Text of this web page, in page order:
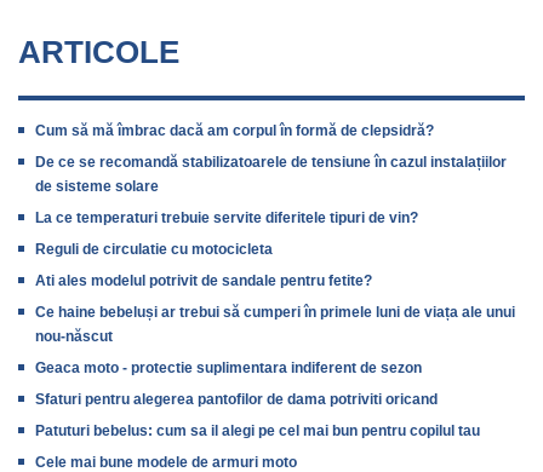
ARTICOLE
Cum să mă îmbrac dacă am corpul în formă de clepsidră?
De ce se recomandă stabilizatoarele de tensiune în cazul instalațiilor
de sisteme solare
La ce temperaturi trebuie servite diferitele tipuri de vin?
Reguli de circulatie cu motocicleta
Ati ales modelul potrivit de sandale pentru fetite?
Ce haine bebeluși ar trebui să cumperi în primele luni de viața ale unui
nou-născut
Geaca moto - protectie suplimentara indiferent de sezon
Sfaturi pentru alegerea pantofilor de dama potriviti oricand
Patuturi bebelus: cum sa il alegi pe cel mai bun pentru copilul tau
Cele mai bune modele de armuri moto